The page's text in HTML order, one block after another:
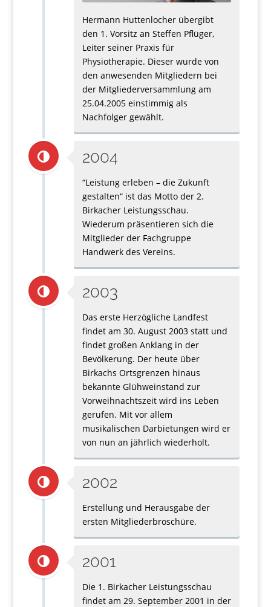
Hermann Huttenlocher übergibt
den 1. Vorsitz an Steffen Pflüger,
Leiter seiner Praxis für
Physiotherapie. Dieser wurde von
den anwesenden Mitgliedern bei
der Mitgliederversammlung am
25.04.2005 einstimmig als
Nachfolger gewählt.
2004
“Leistung erleben – die Zukunft
gestalten“ ist das Motto der 2.
Birkacher Leistungsschau.
Wiederum präsentieren sich die
Mitglieder der Fachgruppe
Handwerk des Vereins.
2003
Das erste Herzögliche Landfest
findet am 30. August 2003 statt und
findet großen Anklang in der
Bevölkerung. Der heute über
Birkachs Ortsgrenzen hinaus
bekannte Glühweinstand zur
Vorweihnachtszeit wird ins Leben
gerufen. Mit vor allem
musikalischen Darbietungen wird er
von nun an jährlich wiederholt.
2002
Erstellung und Herausgabe der
ersten Mitgliederbroschüre.
2001
Die 1. Birkacher Leistungsschau
findet am 29. September 2001 in der